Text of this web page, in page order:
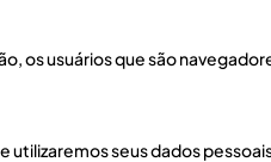
os usuários que são
seus dados